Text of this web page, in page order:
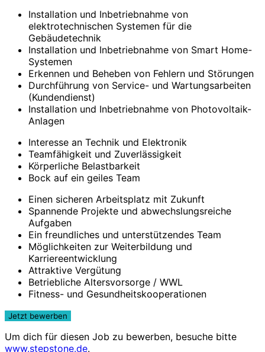
Installation und Inbetriebnahme von
elektrotechnischen Systemen für die
Gebäudetechnik
Installation und Inbetriebnahme von Smart Home-
Systemen
Erkennen und Beheben von Fehlern und Störungen
Durchführung von Service- und Wartungsarbeiten
(Kundendienst)
Installation und Inbetriebnahme von Photovoltaik-
Anlagen
Interesse an Technik und Elektronik
Teamfähigkeit und Zuverlässigkeit
Körperliche Belastbarkeit
Bock auf ein geiles Team
Einen sicheren Arbeitsplatz mit Zukunft
Spannende Projekte und abwechslungsreiche
Aufgaben
Ein freundliches und unterstützendes Team
Möglichkeiten zur Weiterbildung und
Karriereentwicklung
Attraktive Vergütung
Betriebliche Altersvorsorge / WWL
Fitness- und Gesundheitskooperationen
Um dich für diesen Job zu bewerben, besuche bitte
www.stepstone.de.